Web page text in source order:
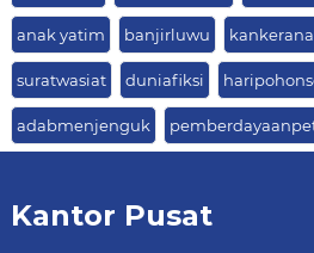
anak yatim banjirluwu
suratwasiat duniafiksi
adabmenjenguk
Kantor Pusat